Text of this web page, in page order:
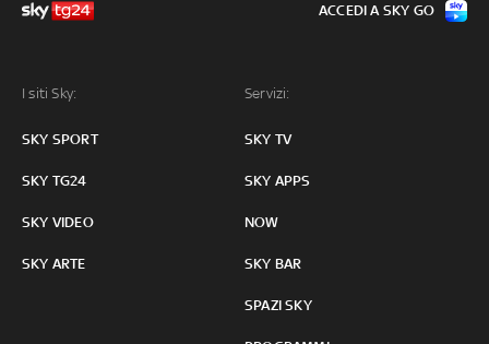
I siti Sky:
SKY SPORT
SKY TG24
SKY VIDEO
SKY ARTE
Servizi:
SKY TV
SKY APPS
NOW
SKY BAR
SPAZI SKY
ACCEDI A SKY GO